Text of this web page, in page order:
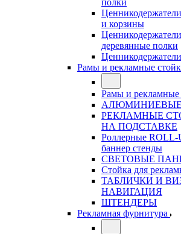
полки
и корзины
деревянные полки
Рамы и рекламные
Рамы и рекламные
РЕКЛАМНЫЕ
НА ПОДСТАВКЕ
Роллерные
баннер стенды
СВЕТОВЫЕ
Стойка для
ТАБЛИЧКИ И
НАВИГАЦИЯ
ШТЕНДЕРЫ
Рекламная фурнитура